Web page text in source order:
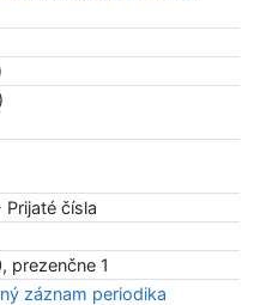
Prijaté čísla
prezenčne 1
záznam periodika